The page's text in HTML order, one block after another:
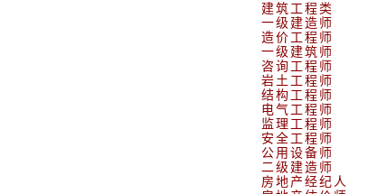
建筑工程类
一级建造师
造价工程师
一级建筑师
咨询工程师
岩土工程师
结构工程师
电气工程师
监理工程师
安全工程师
公用设备师
二级建造师
房地产经纪人